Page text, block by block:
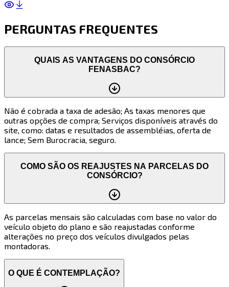
PERGUNTAS FREQUENTES
QUAIS AS VANTAGENS DO CONSÓRCIO
FENASBAC?
Não é cobrada a taxa de adesão; As taxas menores que
outras opções de compra; Serviços disponíveis através do
site, como: datas e resultados de assembléias, oferta de
lance; Sem Burocracia, seguro.
COMO SÃO OS REAJUSTES NA PARCELAS DO
CONSÓRCIO?
As parcelas mensais são calculadas com base no valor do
veículo objeto do plano e são reajustadas conforme
alterações no preço dos veículos divulgados pelas
montadoras.
O QUE É CONTEMPLAÇÃO?